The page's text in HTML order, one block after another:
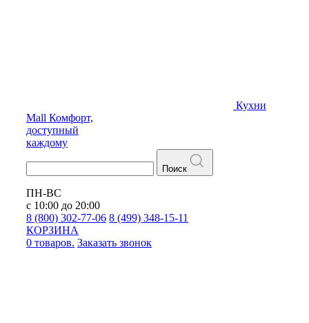
Кухни
Mall Комфорт,
доступный
каждому
Поиск
ПН-ВС
с 10:00 до 20:00
8 (800) 302-77-06 8 (499) 348-15-11
КОРЗИНА
0 товаров. Заказать звонок